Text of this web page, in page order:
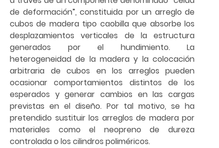
de deformación”, constituida por un arreglo de
cubos de madera tipo caobilla que absorbe los
desplazamientos verticales de la estructura
generados por el hundimiento. La
heterogeneidad de la madera y la colocación
arbitraria de cubos en los arreglos pueden
ocasionar comportamientos distintos de los
esperados y generar cambios en las cargas
previstas en el diseño. Por tal motivo, se ha
pretendido sustituir los arreglos de madera por
materiales como el neopreno de dureza
controlada o los cilindros poliméricos.